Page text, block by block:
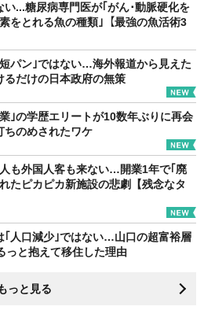
い...糖尿病専門医が｢がん･動脈硬化を
をとれる魚の種類｣【最強の魚活術3
パン｣ではない…海外報道から見えた
るだけの日本政府の無策
｣の学歴エリートが10数年ぶりに再会
ちのめされたワケ
も外国人客も来ない…開業1年で｢廃
たピカピカ新施設の悲劇【残念なタ
｢人口減少｣ではない…山口の超富裕層
っと抱えて移住した理由
っと見る